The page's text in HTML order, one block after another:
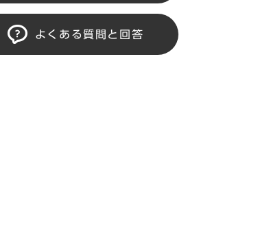
よくある質問と回答